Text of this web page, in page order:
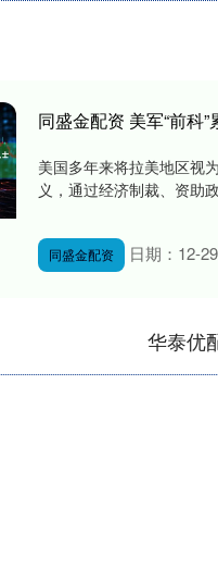
同盛金配资 美军“前科
美国多年来将拉美地区视
义，通过经济制裁、资助
同盛金配资 日期：12-29
华泰优